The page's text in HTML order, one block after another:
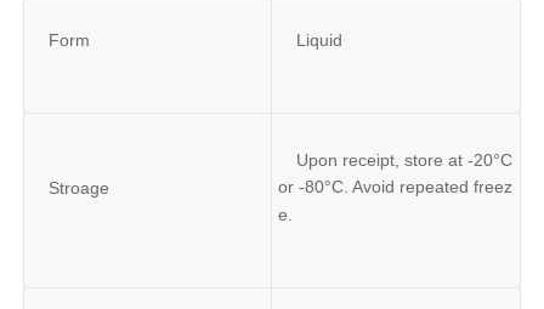
Form Liquid
Stroage
Upon receipt, store at -20°C
or -80°C. Avoid repeated freez
e.